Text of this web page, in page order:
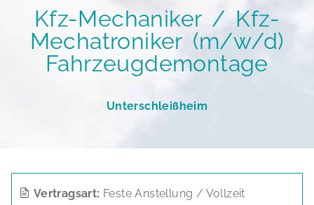
Kfz-Mechaniker / Kfz-
Mechatroniker (m/w/d)
Fahrzeugdemontage
Unterschleißheim
Vertragsart: Feste Anstellung / Vollzeit